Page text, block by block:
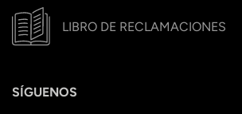
LIBRO DE RECLAMACIONES
SÍGUENOS